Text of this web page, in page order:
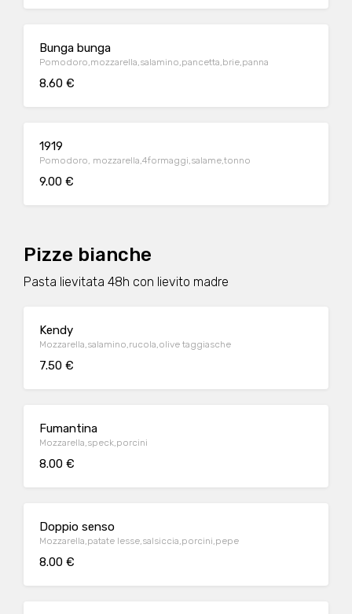
Bunga bunga
Pomodoro,mozzarella,salamino,pancetta,brie,panna
8.60 €
1919
Pomodoro, mozzarella,4formaggi,salame,tonno
9.00 €
Pizze bianche
Pasta lievitata 48h con lievito madre
Kendy
Mozzarella,salamino,rucola,olive taggiasche
7.50 €
Fumantina
Mozzarella,speck,porcini
8.00 €
Doppio senso
Mozzarella,patate lesse,salsiccia,porcini,pepe
8.00 €